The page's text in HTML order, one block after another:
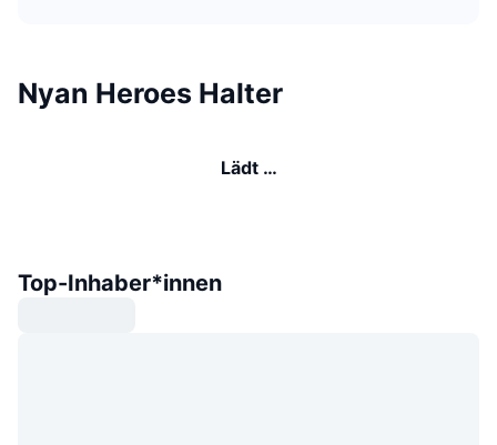
Nyan Heroes Halter
Lädt …
Top-Inhaber*innen